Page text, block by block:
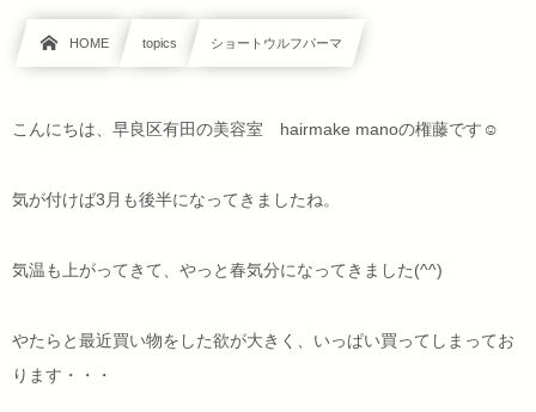
HOME topics ショートウルフパーマ
こんにちは、早良区有田の美容室 hairmake manoの権藤です☺
気が付けば3月も後半になってきましたね。
気温も上がってきて、やっと春気分になってきました(^^)
やたらと最近買い物をした欲が大きく、いっぱい買ってしまってお
ります・・・